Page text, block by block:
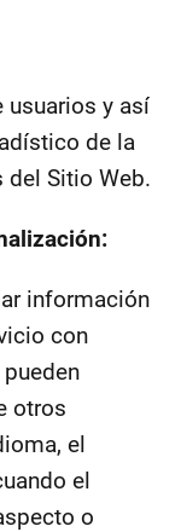
usuarios y así
de la
del Sitio Web.
información
con
otros
el
el
o